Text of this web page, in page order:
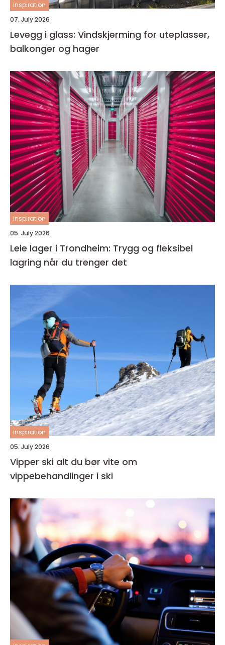
inspiration
07. July 2026
Levegg i glass: Vindskjerming for uteplasser,
balkonger og hager
inspiration
05. July 2026
Leie lager i Trondheim: Trygg og fleksibel
lagring når du trenger det
inspiration
05. July 2026
Vipper ski alt du bør vite om
vippebehandlinger i ski